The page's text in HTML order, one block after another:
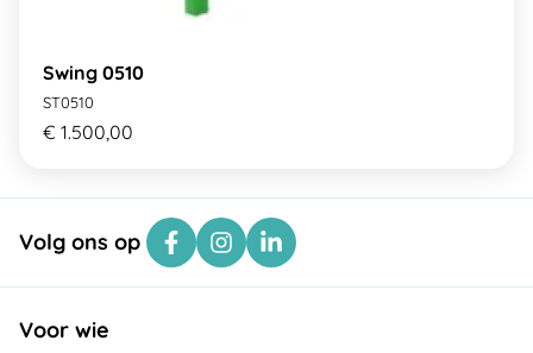
Swing 0510
ST0510
€ 1.500,00
Volg ons op
Voor wie